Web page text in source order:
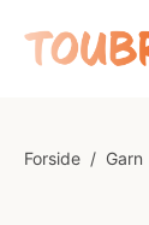
Forside / Garn